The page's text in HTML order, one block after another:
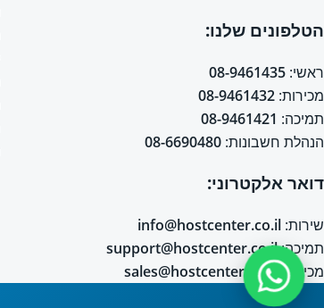
הטלפונים שלנו:
ראשי: 08-9461435
מכירות: 08-9461432
תמיכה: 08-9461421
הנהלת חשבונות: 08-6690480
דואר אלקטרוני:
שירות: info@hostcenter.co.il
תמיכה:support@hostcenter.co.il
מכירות: sales@hostcenter.co.il